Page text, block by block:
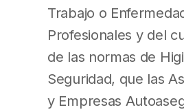
Trabajo o
Profesionales y del
de las normas de
Seguridad, que las
y Empresas